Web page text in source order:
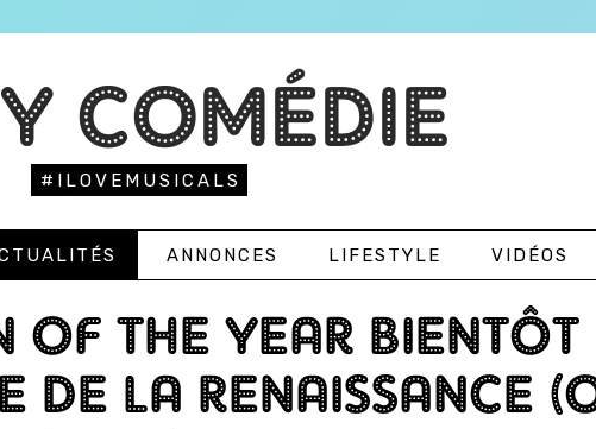
COMÉDIE
#ILOVEMUSICALS
ANNONCES LIFESTYLE VIDÉOS
OF THE YEAR BIENTÔT
DE LA RENAISSANCE